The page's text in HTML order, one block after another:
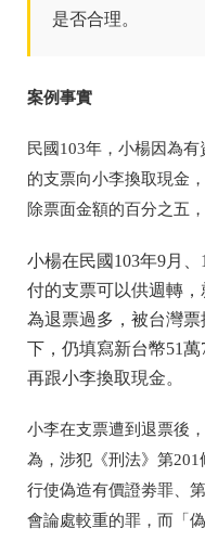
是否合理。
案例事實
民國103年，小楊因為
的支票向小李換取現金
除票面金額的百分之五
小楊在民國103年9月
付的支票可以供週轉
為退票過多，被台灣
下，仍填寫新台幣51萬
再跟小李換取現金。
小李在支票遭到退票後
為，涉犯《刑法》第
行使偽造有價證劵罪、
會論處較重的罪，而「